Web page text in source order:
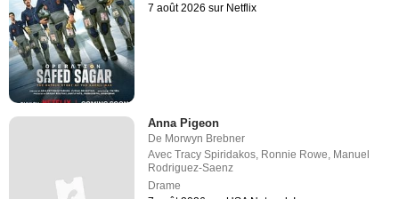
7 août 2026 sur Netflix
Anna Pigeon
De Morwyn Brebner
AvecTracy Spiridakos, Ronnie Rowe, Manuel
Rodriguez-Saenz
Drame